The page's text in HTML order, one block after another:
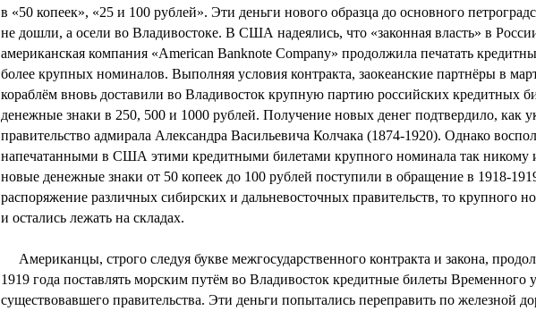
в «50 копеек», «25 и 100 рублей». Эти деньги нового образца до основного
не дошли, а осели во Владивостоке. В США надеялись, что «законная власть» в
американская компания «American Banknote Company» продолжила печатать
более крупных номиналов. Выполняя условия контракта, заокеанские партнёры в
кораблём вновь доставили во Владивосток крупную партию российских кредитных
денежные знаки в 250, 500 и 1000 рублей. Получение новых денег подтвердило, как
правительство адмирала Александра Васильевича Колчака (1874-1920). Однако
напечатанными в США этими кредитными билетами крупного номинала так никому
новые денежные знаки от 50 копеек до 100 рублей поступили в обращение в 1918-
распоряжение различных сибирских и дальневосточных правительств, то крупного
и остались лежать на складах.
Американцы, строго следуя букве межгосударственного контракта и закона,
1919 года поставлять морским путём во Владивосток кредитные билеты Временного
существовавшего правительства. Эти деньги попытались переправить по железной